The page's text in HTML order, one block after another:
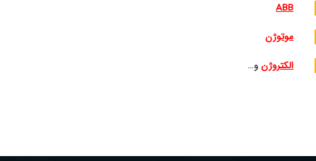
ABB
موتوژن
الکتروژنو…